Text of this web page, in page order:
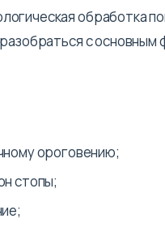
обработка
с
ороговению;
стопы;